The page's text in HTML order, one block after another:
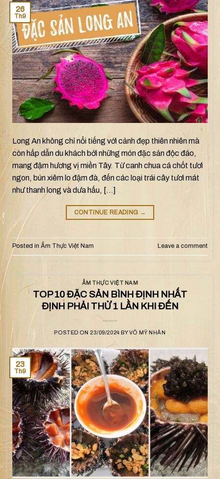
26
Th9
Long An không chỉ nổi tiếng với cảnh đẹp thiên nhiên mà
còn hấp dẫn du khách bởi những món đặc sản độc đáo,
mang đậm hương vị miền Tây. Từ canh chua cá chốt tươi
ngon, bún xiêm lo đậm đà, đến các loại trái cây tươi mát
như thanh long và dưa hấu, […]
CONTINUE READING →
Posted in Ẩm Thực Việt Nam Leave a comment
ẨM THỰC VIỆT NAM
TOP 10 ĐẶC SẢN BÌNH ĐỊNH NHẤT
ĐỊNH PHẢI THỬ 1 LẦN KHI ĐẾN
POSTED ON 23/09/2024 BYVÕ MỸ NHÂN
23
Th9